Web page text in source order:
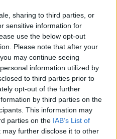
sharing to third parties, or
sensitive information for
use the below opt-out
Please note that after your
may continue seeing
information utilized by
to third parties prior to
opt-out of the further
by third parties on the
This information may
parties on the IAB’s List of
may further disclose it to other
27 χώρες της
του α' τριμήνου στα